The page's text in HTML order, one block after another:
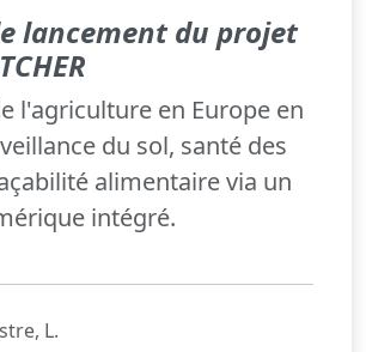
lancement du projet
l'agriculture en Europe en
du sol, santé des
alimentaire via un
intégré.
L.